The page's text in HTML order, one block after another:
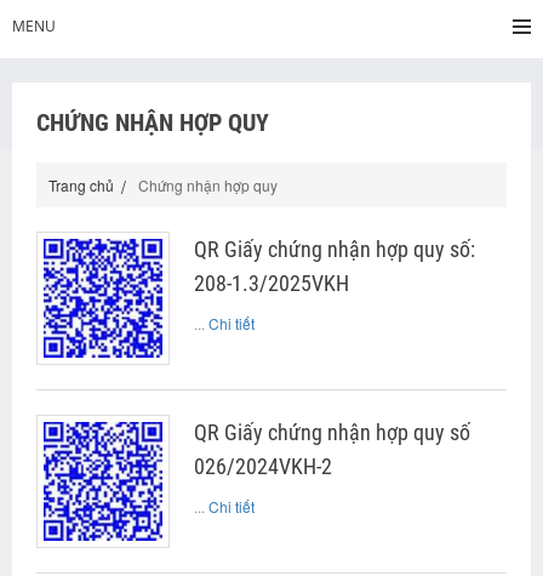
MENU
CHỨNG NHẬN HỢP QUY
Trang chủ Chứng nhận hợp quy
QR Giấy chứng nhận hợp quy số:
208-1.3/2025VKH
... Chi tiết
QR Giấy chứng nhận hợp quy số
026/2024VKH-2
... Chi tiết